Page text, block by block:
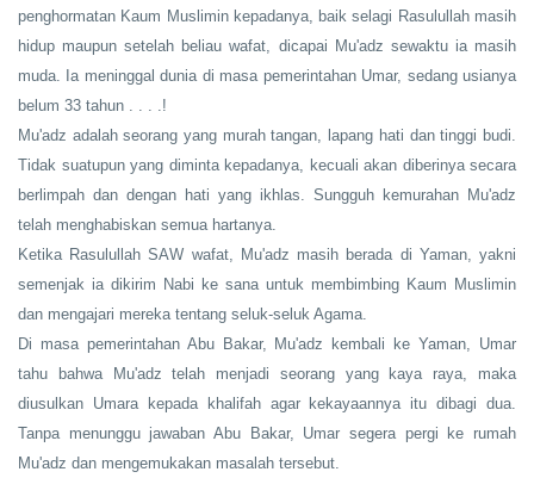
penghormatan Kaum Muslimin kepadanya, baik selagi Rasulullah masih
hidup maupun setelah beliau wafat, dicapai Mu'adz sewaktu ia masih
muda. Ia meninggal dunia di masa pemerintahan Umar, sedang usianya
belum 33 tahun . . . .!
Mu'adz adalah seorang yang murah tangan, lapang hati dan tinggi budi.
Tidak suatupun yang diminta kepadanya, kecuali akan diberinya secara
berlimpah dan dengan hati yang ikhlas. Sungguh kemurahan Mu'adz
telah menghabiskan semua hartanya.
Ketika Rasulullah SAW wafat, Mu'adz masih berada di Yaman, yakni
semenjak ia dikirim Nabi ke sana untuk membimbing Kaum Muslimin
dan mengajari mereka tentang seluk-seluk Agama.
Di masa pemerintahan Abu Bakar, Mu'adz kembali ke Yaman, Umar
tahu bahwa Mu'adz telah menjadi seorang yang kaya raya, maka
diusulkan Umara kepada khalifah agar kekayaannya itu dibagi dua.
Tanpa menunggu jawaban Abu Bakar, Umar segera pergi ke rumah
Mu'adz dan mengemukakan masalah tersebut.